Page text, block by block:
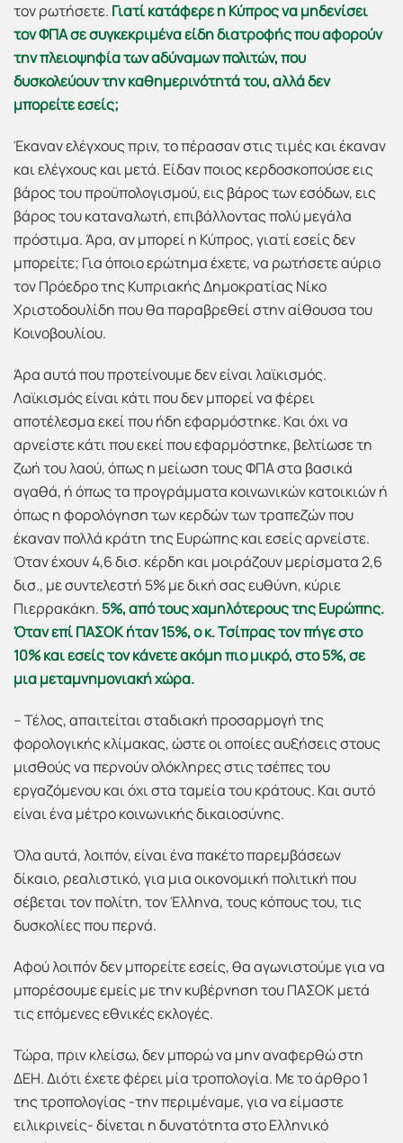
τον ρωτήσετε. Γιατί κατάφερε η Κύπρος να μηδενίσει
τον ΦΠΑ σε συγκεκριμένα είδη διατροφής που αφορούν
την πλειοψηφία των αδύναμων πολιτών, που
δυσκολεύουν την καθημερινότητά του, αλλά δεν
μπορείτε εσείς;
Έκαναν ελέγχους πριν, το πέρασαν στις τιμές και έκαναν
και ελέγχους και μετά. Eίδαν ποιος κερδοσκοπούσε εις
βάρος του προϋπολογισμού, εις βάρος των εσόδων, εις
βάρος του καταναλωτή, επιβάλλοντας πολύ μεγάλα
πρόστιμα. Άρα, αν μπορεί η Κύπρος, γιατί εσείς δεν
μπορείτε; Για όποιο ερώτημα έχετε, να ρωτήσετε αύριο
τον Πρόεδρο της Κυπριακής Δημοκρατίας Νίκο
Χριστοδουλίδη που θα παραβρεθεί στην αίθουσα του
Κοινοβουλίου.
Άρα αυτά που προτείνουμε δεν είναι λαϊκισμός.
Λαϊκισμός είναι κάτι που δεν μπορεί να φέρει
αποτέλεσμα εκεί που ήδη εφαρμόστηκε. Και όχι να
αρνείστε κάτι που εκεί που εφαρμόστηκε, βελτίωσε τη
ζωή του λαού, όπως η μείωση τους ΦΠΑ στα βασικά
αγαθά, ή όπως τα προγράμματα κοινωνικών κατοικιών ή
όπως η φορολόγηση των κερδών των τραπεζών που
έκαναν πολλά κράτη της Ευρώπης και εσείς αρνείστε.
Όταν έχουν 4,6 δισ. κέρδη και μοιράζουν μερίσματα 2,6
δισ., με συντελεστή 5% με δική σας ευθύνη, κύριε
Πιερρακάκη. 5%, από τους χαμηλότερους της Ευρώπης.
Όταν επί ΠΑΣΟΚ ήταν 15%, ο κ. Τσίπρας τον πήγε στο
10% και εσείς τον κάνετε ακόμη πιο μικρό, στο 5%, σε
μια μεταμνημονιακή χώρα.
– Τέλος, απαιτείται σταδιακή προσαρμογή της
φορολογικής κλίμακας, ώστε οι οποίες αυξήσεις στους
μισθούς να περνούν ολόκληρες στις τσέπες του
εργαζόμενου και όχι στα ταμεία του κράτους. Και αυτό
είναι ένα μέτρο κοινωνικής δικαιοσύνης.
Όλα αυτά, λοιπόν, είναι ένα πακέτο παρεμβάσεων
δίκαιο, ρεαλιστικό, για μια οικονομική πολιτική που
σέβεται τον πολίτη, τον Έλληνα, τους κόπους του, τις
δυσκολίες που περνά.
Αφού λοιπόν δεν μπορείτε εσείς, θα αγωνιστούμε για να
μπορέσουμε εμείς με την κυβέρνηση του ΠΑΣΟΚ μετά
τις επόμενες εθνικές εκλογές.
Τώρα, πριν κλείσω, δεν μπορώ να μην αναφερθώ στη
ΔΕΗ. Διότι έχετε φέρει μία τροπολογία. Με το άρθρο 1
της τροπολογίας -την περιμέναμε, για να είμαστε
ειλικρινείς- δίνεται η δυνατότητα στο Ελληνικό